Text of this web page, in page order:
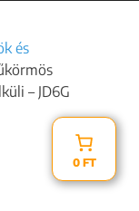
és
– JD6G
0 FT